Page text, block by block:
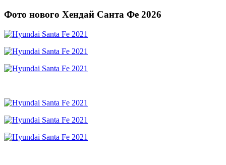
Фото нового Хендай Санта Фе 2026